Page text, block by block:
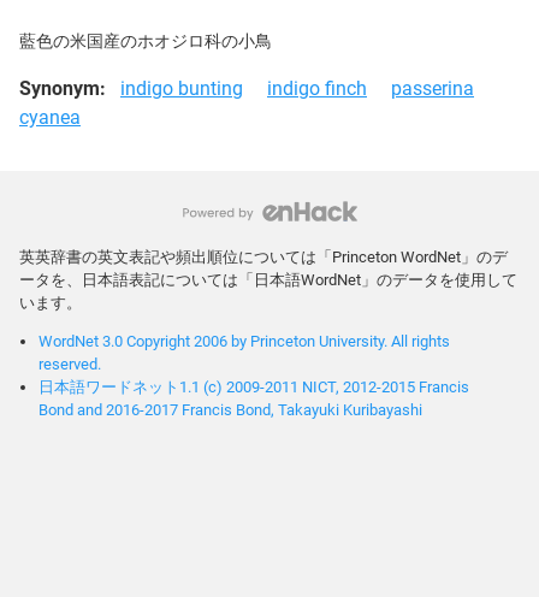
藍色の米国産のホオジロ科の小鳥
Synonym: indigo bunting indigo finch
passerina
cyanea
英英辞書の英文表記や頻出順位については「Princeton WordNet」のデ
ータを、日本語表記については「日本語WordNet」のデータを使用して
います。
WordNet 3.0 Copyright 2006 by Princeton University. All rights
reserved.
日本語ワードネット1.1 (c) 2009-2011 NICT, 2012-2015 Francis
Bond and 2016-2017 Francis Bond, Takayuki Kuribayashi